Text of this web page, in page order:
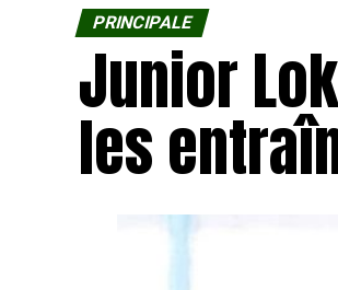
PRINCIPALE
Junior
les